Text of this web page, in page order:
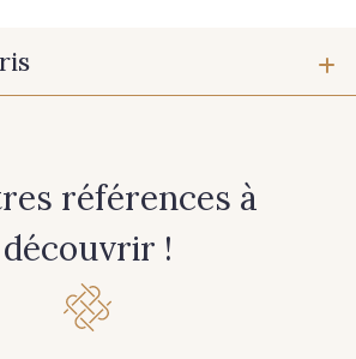
références à
découvrir !